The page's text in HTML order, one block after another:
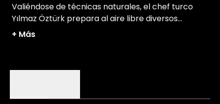
Valiéndose de técnicas naturales, el chef turco
Yılmaz Öztürk prepara al aire libre diversos
platillos tradicionales de Anatolia.
+ Más